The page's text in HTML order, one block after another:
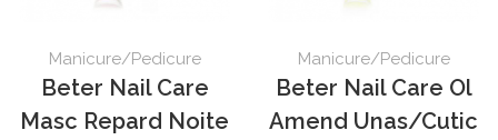
Manicure/Pedicure
Beter Nail Care
Masc Repard Noite
Manicure/Pedicure
Beter Nail Care Ol
Amend Unas/Cutic